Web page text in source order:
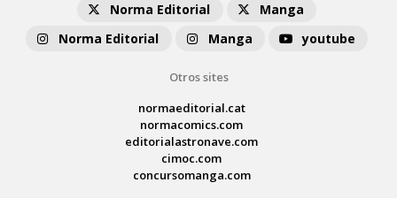
Norma Editorial
Manga
Norma Editorial
Manga youtube
Otros sites
normaeditorial.cat
normacomics.com
editorialastronave.com
cimoc.com
concursomanga.com